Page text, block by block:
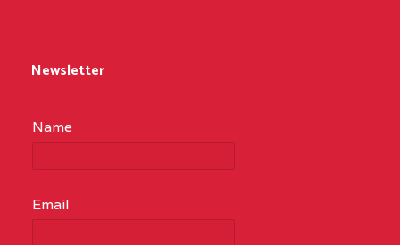
Newsletter
Name
Email